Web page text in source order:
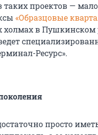
проектов —
«Образцовые
холмах в Пушкинском
Ресурс».
просто